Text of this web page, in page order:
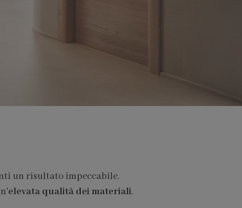
un risultato impeccabile.
elevata qualità dei materiali.